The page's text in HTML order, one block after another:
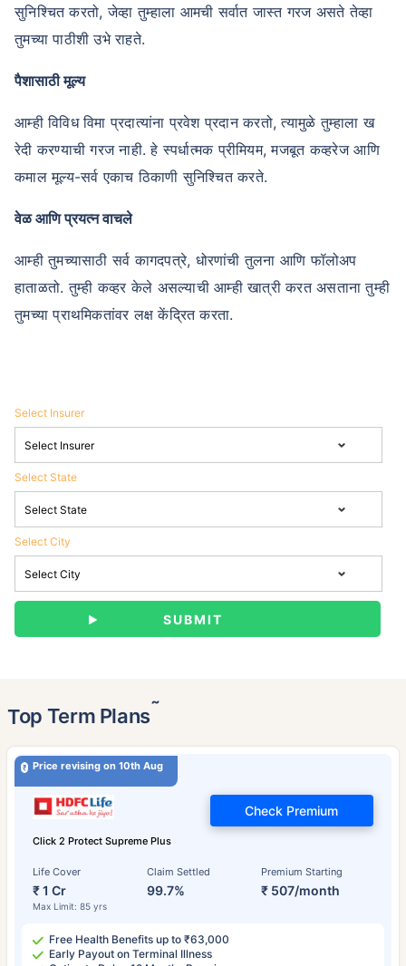
सुनिश्चित करतो, जेव्हा तुम्हाला आमची सर्वात जास्त गरज असते तेव्हा
तुमच्या पाठीशी उभे राहते.
पैशासाठी मूल्य
आम्ही विविध विमा प्रदात्यांना प्रवेश प्रदान करतो, त्यामुळे तुम्हाला ख
रेदी करण्याची गरज नाही. हे स्पर्धात्मक प्रीमियम, मजबूत कव्हरेज आणि
कमाल मूल्य-सर्व एकाच ठिकाणी सुनिश्चित करते.
वेळ आणि प्रयत्न वाचले
आम्ही तुमच्यासाठी सर्व कागदपत्रे, धोरणांची तुलना आणि फॉलोअप
हाताळतो. तुम्ही कव्हर केले असल्याची आम्ही खात्री करत असताना तुम्ही
तुमच्या प्राथमिकतांवर लक्ष केंद्रित करता.
Select Insurer
Select State
Select City
Top Term Plans˜
Price revising on 10th Aug
Click 2 Protect Supreme Plus
Life Cover
₹ 1 Cr
Max Limit: 85 yrs
Claim Settled
99.7%
Premium Starting
₹ 507/month
Check Premium
Free Health Benefits up to ₹63,000
Early Payout on Terminal Illness